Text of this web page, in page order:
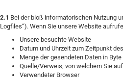
2.1 Bei der bloß informatorischen Nutzung
Logfiles“). Wenn Sie unsere Website
Unsere besuchte Website
Datum und Uhrzeit zum Zeitpunkt
Menge der gesendeten Daten in Byte
Quelle/Verweis, von welchem Sie
Verwendeter Browser